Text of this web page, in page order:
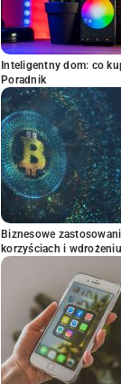
Inteligentny dom: co
Poradnik
Biznesowe
korzyściach i wdrożeniu